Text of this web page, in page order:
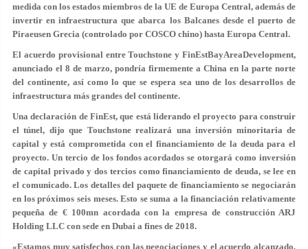
medida con los estados miembros de la UE de Europa Central, además de
invertir en infraestructura que abarca los Balcanes desde el puerto de
Piraeusen Grecia (controlado por COSCO chino) hasta Europa Central.
El acuerdo provisional entre Touchstone y FinEstBayAreaDevelopment,
anunciado el 8 de marzo, pondría firmemente a China en la parte norte
del continente, así como lo que se espera sea uno de los desarrollos de
infraestructura más grandes del continente.
Una declaración de FinEst, que está liderando el proyecto para construir
el túnel, dijo que Touchstone realizará una inversión minoritaria de
capital y está comprometida con el financiamiento de la deuda para el
proyecto. Un tercio de los fondos acordados se otorgará como inversión
de capital privado y dos tercios como financiamiento de deuda, se lee en
el comunicado. Los detalles del paquete de financiamiento se negociarán
en los próximos seis meses. Esto se suma a la financiación relativamente
pequeña de € 100mn acordada con la empresa de construcción ARJ
Holding LLC con sede en Dubai a fines de 2018.
«Estamos muy satisfechos con las negociaciones y el acuerdo alcanzado.